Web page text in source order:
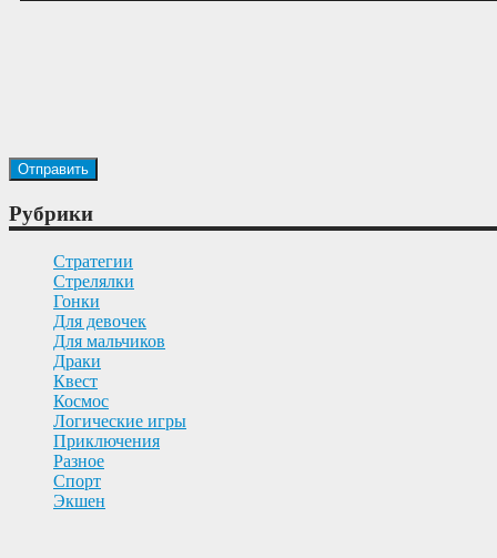
Рубрики
Cтратегии
Cтрелялки
Гонки
Для девочек
Для мальчиков
Драки
Квест
Космос
Логические игры
Приключения
Разное
Спорт
Экшен